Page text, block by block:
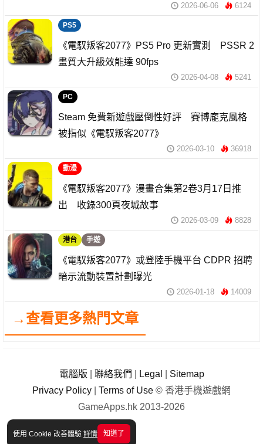
使用 Cookie 改善體驗 詳情 知道了
2026-06-06 6124
PS5
《電馭叛客2077》PS5 Pro 更新實測 PSSR 2
畫質大升級效能達 90fps
2026-04-08 5241
PC
Steam 免費新遊戲壓倒性好評 賽博龐克風格
被指似《電馭叛客2077》
2026-03-10 36918
動漫
《電馭叛客2077》漫畫合集第2卷3月17日推
出 收錄300頁夜城故事
2026-03-09 8828
港台 手遊
《電馭叛客2077》或登陸手機平台 CDPR 招聘
暗示流動裝置計劃曝光
2026-01-18 14009
→查看更多熱門文章
電腦版 聯絡我們 Legal
Sitemap
Privacy Policy
Terms of Use © 香港手機遊戲網
GameApps.hk 2013-2026